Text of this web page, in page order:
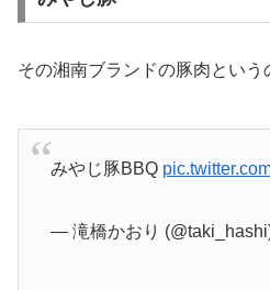
その湘南ブランドの豚肉という
みやじ豚BBQ
— 滝橋かおり